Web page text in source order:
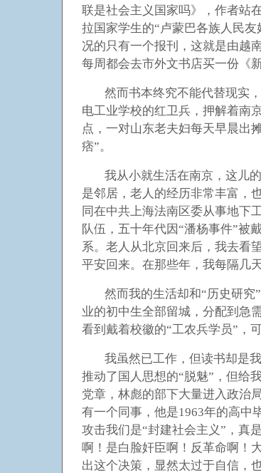
联是社会主义国家吗》，作者站
拉国家学生的“卢蒙巴各族人民
况的只有一个报刊，这就是由越
每周都会去市外文书店买一份《
然而书本终究不能代替现实
电工业学校的红卫兵，押解着南
点，一对山东老夫妇每天早晨出
痞”。
我从小就生活在南京，这儿
是邻居，老人的经历非常丰富，
同在中共上海法南区委从事地下
队伍，五十年代因“潘杨事件”被
系。老人从北京回来后，我去看
平安回来。在那些年，我每隔几
然而我的生活却和“历史研
业的初中生全部留城，分配到急
看到戴着校徽的“工农兵学员”，
我虽然已工作，但读书却是
推动了国人思想的“脱魅”，但给
党章，林彪的部下大量进入政治
有一个同事，他是1963年的高中
攻击我们是“封建社会主义”，真
啊！是白脸奸臣啊！反革命啊！
出这个决策，显然太过于自信，